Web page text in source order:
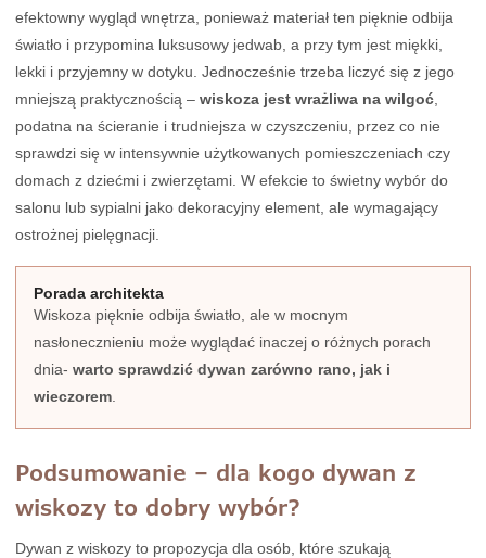
efektowny wygląd wnętrza, ponieważ materiał ten pięknie odbija
światło i przypomina luksusowy jedwab, a przy tym jest miękki,
lekki i przyjemny w dotyku. Jednocześnie trzeba liczyć się z jego
mniejszą praktycznością – wiskoza jest wrażliwa na wilgoć
podatna na ścieranie i trudniejsza w czyszczeniu, przez co nie
sprawdzi się w intensywnie użytkowanych pomieszczeniach czy
domach z dziećmi i zwierzętami. W efekcie to świetny wybór do
salonu lub sypialni jako dekoracyjny element, ale wymagający
ostrożnej pielęgnacji.
Porada architekta
Wiskoza pięknie odbija światło, ale w mocnym
nasłonecznieniu może wyglądać inaczej o różnych porach
dnia- warto sprawdzić dywan zarówno rano, jak i
wieczorem
Podsumowanie – dla kogo dywan z
wiskozy to dobry wybór?
Dywan z wiskozy to propozycja dla osób, które szukają